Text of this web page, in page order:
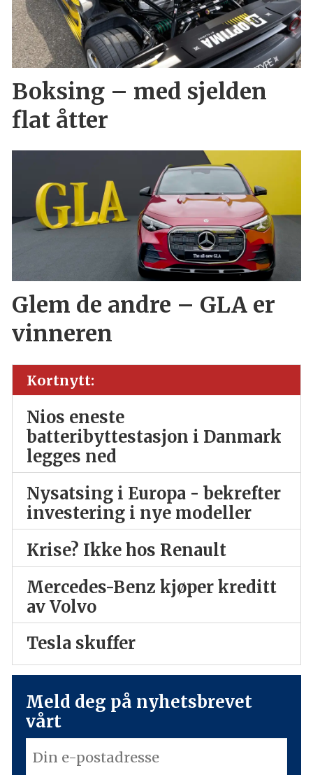
Boksing – med sjelden
flat åtter
Glem de andre – GLA er
vinneren
Kortnytt:
Nios eneste
batteribyttestasjon i Danmark
legges ned
Nysatsing i Europa - bekrefter
investering i nye modeller
Krise? Ikke hos Renault
Mercedes-Benz kjøper kreditt
av Volvo
Tesla skuffer
Meld deg på nyhetsbrevet
vårt